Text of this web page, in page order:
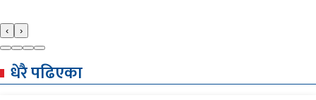
‹ ›
धेरै पढिएका